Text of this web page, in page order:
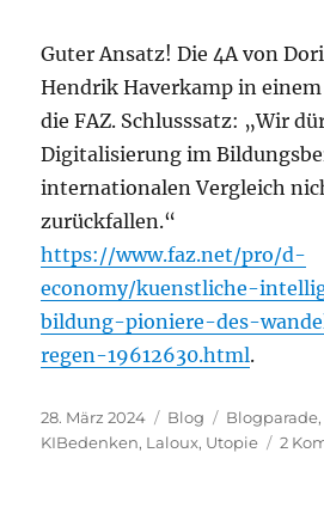
Guter Ansatz! Die 4A von
Hendrik Haverkamp in
die FAZ. Schlusssatz: „Wir
Digitalisierung im
internationalen Vergleich
zurückfallen.“
https://www.faz.net/pro/d-
economy/kuenstliche-
bildung-pioniere-des-
regen-19612630.html.
Veröffentlicht
am
28. März 2024 Kategorien
Blog Blogparade
KIBedenken, Laloux, Utopie 2